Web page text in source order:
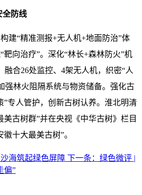
全防线
建“精准测报+无人机+地面防治”体
靶向治疗”。深化“林长+森林防火”机
融合26处监控、4架无人机，织密“人
强林火阻隔系统与物资储备。强化古
”专人管护，创新古树认养。淮北明清
美古树群”并在央视《中华古树》栏目
十大最美古树”。
海筑起绿色屏障 下一条： 绿色微评 |
偏”